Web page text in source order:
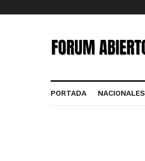
PORTADA NACIONALES